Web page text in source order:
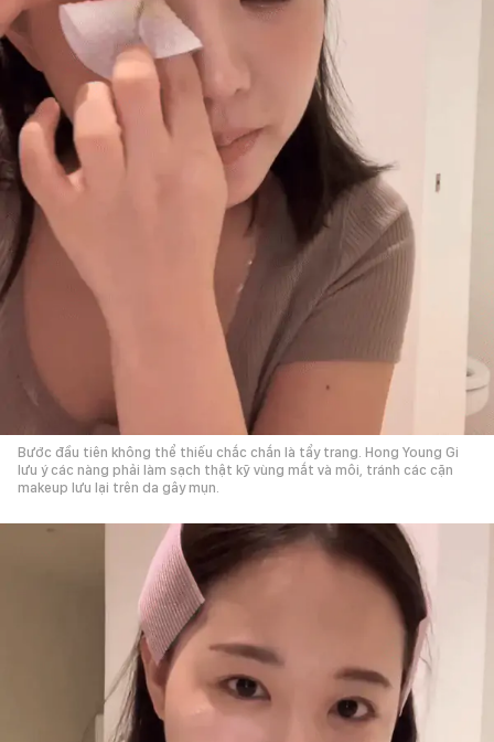
Bước đầu tiên không thể thiếu chắc chắn là tẩy trang. Hong Young Gi
lưu ý các nàng phải làm sạch thật kỹ vùng mắt và môi, tránh các cặn
makeup lưu lại trên da gây mụn.